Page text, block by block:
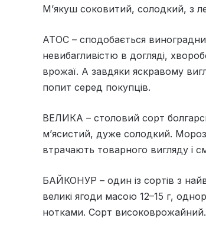
М’якуш соковитий, солодкий, з
АТОС – сподобається
невибагливістю в догляді,
врожаї. А завдяки яскравому
попит серед покупців.
ВЕЛИКА – столовий сорт
м’ясистий, дуже солодкий.
втрачають товарного вигляду і
БАЙКОНУР – один із сортів з
великі ягоди масою 12–15 г,
нотками. Сорт високоврожайний.